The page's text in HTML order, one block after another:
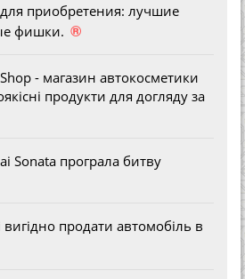
приобретения: лучшие
фишки. ®
- магазин автокосметики
продукти для догляду за
Sonata програла битву
продати автомобіль в